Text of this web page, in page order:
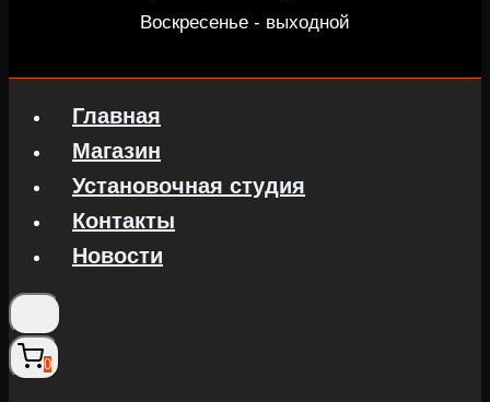
Воскресенье - выходной
Главная
Магазин
Установочная студия
Контакты
Новости
0